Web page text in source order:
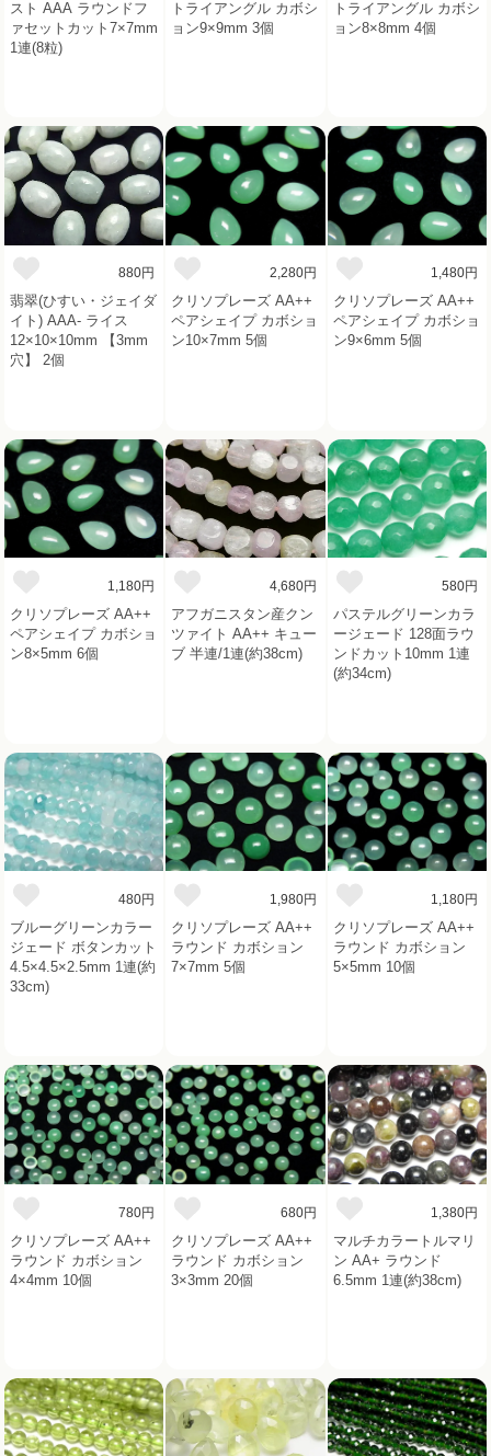
スト AAA ラウンドフ
ァセットカット7×7mm
1連(8粒)
トライアングル カボシ
ョン9×9mm 3個
トライアングル カボシ
ョン8×8mm 4個
880円
翡翠(ひすい・ジェイダ
イト) AAA- ライス
12×10×10mm 【3mm
穴】 2個
2,280円
クリソプレーズ AA++
ペアシェイプ カボショ
ン10×7mm 5個
1,480円
クリソプレーズ AA++
ペアシェイプ カボショ
ン9×6mm 5個
1,180円
クリソプレーズ AA++
ペアシェイプ カボショ
ン8×5mm 6個
4,680円
アフガニスタン産クン
ツァイト AA++ キュー
ブ 半連/1連(約38cm)
580円
パステルグリーンカラ
ージェード 128面ラウ
ンドカット10mm 1連
(約34cm)
480円
ブルーグリーンカラー
ジェード ボタンカット
4.5×4.5×2.5mm 1連(約
33cm)
1,980円
クリソプレーズ AA++
ラウンド カボション
7×7mm 5個
1,180円
クリソプレーズ AA++
ラウンド カボション
5×5mm 10個
780円
クリソプレーズ AA++
ラウンド カボション
4×4mm 10個
680円
クリソプレーズ AA++
ラウンド カボション
3×3mm 20個
1,380円
マルチカラートルマリ
ン AA+ ラウンド
6.5mm 1連(約38cm)